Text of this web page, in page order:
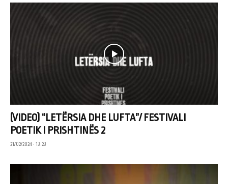
(VIDEO) “LETËRSIA DHE LUFTA”/ FESTIVALI
POETIK I PRISHTINËS 2
21/02/2024 • 13:23